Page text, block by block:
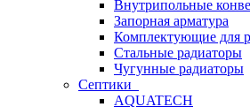
Внутрипольные
Запорная арматура
Комплектующие для
Стальные радиаторы
Чугунные радиаторы
Септики
AQUATECH